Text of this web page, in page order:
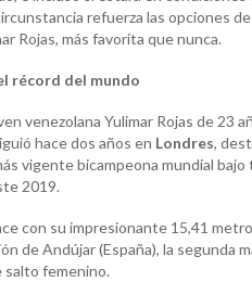
refuerza las opciones
Rojas, más favorita que nunca.
récord del mundo
venezolana Yulimar Rojas de 23
hace dos años en Londres,
vigente bicampeona mundial
2019.
con su impresionante 15,41
de Andújar (España), la segunda
salto femenino.